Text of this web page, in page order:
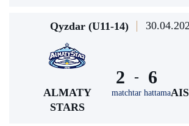
Qyzdar (U11-14)
ALMATY
STARS
2 -
matchtar hattama
6